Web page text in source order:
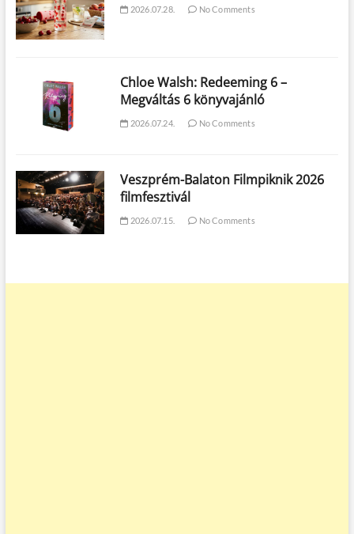
2026.07.28. No Comments
Chloe Walsh: Redeeming 6 –
Megváltás 6 könyvajánló
2026.07.24. No Comments
Veszprém-Balaton Filmpiknik 2026
filmfesztivál
2026.07.15. No Comments